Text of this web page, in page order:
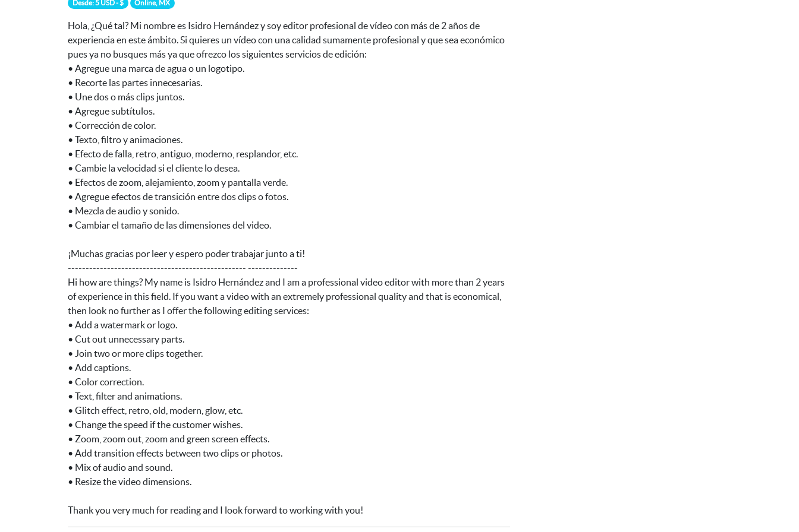
Desde: 5 USD - $ Online, MX
Hola, ¿Qué tal? Mi nombre es Isidro Hernández y soy editor profesional de vídeo con más de 2 años de
experiencia en este ámbito. Si quieres un vídeo con una calidad sumamente profesional y que sea económico
pues ya no busques más ya que ofrezco los siguientes servicios de edición:
• Agregue una marca de agua o un logotipo.
• Recorte las partes innecesarias.
• Une dos o más clips juntos.
• Agregue subtítulos.
• Corrección de color.
• Texto, filtro y animaciones.
• Efecto de falla, retro, antiguo, moderno, resplandor, etc.
• Cambie la velocidad si el cliente lo desea.
• Efectos de zoom, alejamiento, zoom y pantalla verde.
• Agregue efectos de transición entre dos clips o fotos.
• Mezcla de audio y sonido.
• Cambiar el tamaño de las dimensiones del video.
¡Muchas gracias por leer y espero poder trabajar junto a ti!
-------------------------------------------------- --------------
Hi how are things? My name is Isidro Hernández and I am a professional video editor with more than 2 years
of experience in this field. If you want a video with an extremely professional quality and that is economical,
then look no further as I offer the following editing services:
• Add a watermark or logo.
• Cut out unnecessary parts.
• Join two or more clips together.
• Add captions.
• Color correction.
• Text, filter and animations.
• Glitch effect, retro, old, modern, glow, etc.
• Change the speed if the customer wishes.
• Zoom, zoom out, zoom and green screen effects.
• Add transition effects between two clips or photos.
• Mix of audio and sound.
• Resize the video dimensions.
Thank you very much for reading and I look forward to working with you!